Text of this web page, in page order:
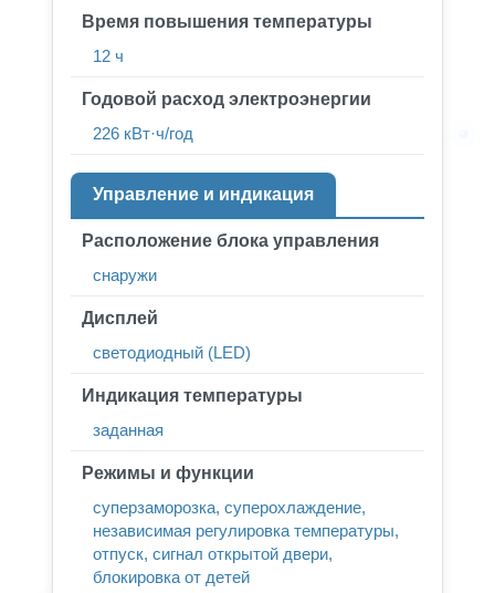
Время повышения температуры
12 ч
Годовой расход электроэнергии
226 кВт·ч/год
Управление и индикация
Расположение блока управления
снаружи
Дисплей
светодиодный (LED)
Индикация температуры
заданная
Режимы и функции
суперзаморозка, суперохлаждение,
независимая регулировка температуры,
отпуск, сигнал открытой двери,
блокировка от детей